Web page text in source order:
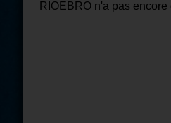
RIOEBRO n'a pas encore